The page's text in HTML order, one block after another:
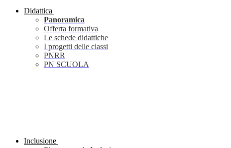
Didattica
Panoramica
Offerta formativa
Le schede didattiche
I progetti delle classi
PNRR
PN SCUOLA
Inclusione